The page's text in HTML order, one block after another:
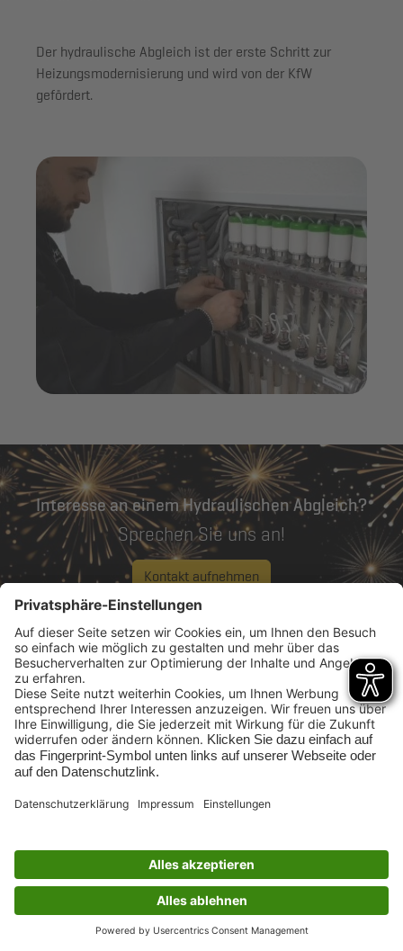
Der hydraulische Abgleich ist der erste Schritt zur
Heizungsmodernisierung und wird von der KfW
gefördert.
Interesse an einem Hydraulischen Abgleich?
Sprechen Sie uns an!
Kontakt aufnehmen
Rufen Sie uns an:
0208 96988 12
ImpressumBarrierefreiheitDatenschutz